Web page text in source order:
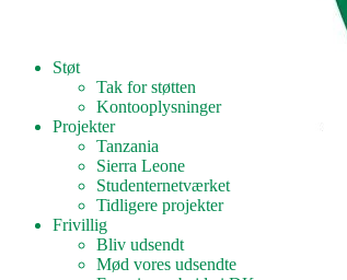
Støt
Tak for støtten
Kontooplysninger
Projekter
Tanzania
Sierra Leone
Studenternetværket
Tidligere projekter
Frivillig
Bliv udsendt
Mød vores udsendte